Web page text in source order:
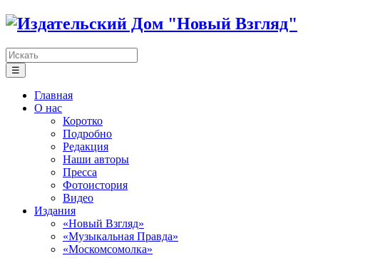
☰
Главная
О нас
Коротко
Подробно
Редакция
Наши авторы
Пресса
Фотоистория
Видео
Издания
«Новый Взгляд»
«Музыкальная Правда»
«Москомсомолка»